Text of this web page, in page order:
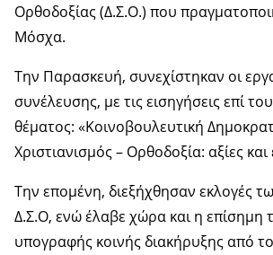
Ορθοδοξίας (Δ.Σ.Ο.) που
Μόσχα.
Την Παρασκευή, συνεχίστηκαν οι
συνέλευσης, με τις εισηγήσεις επί
θέματος: «Κοινοβουλευτική
Χριστιανισμός – Ορθοδοξία: αξίες και
Την επομένη, διεξήχθησαν εκλογές
Δ.Σ.Ο, ενώ έλαβε χώρα και η επίσημη
υπογραφής κοινής διακήρυξης από